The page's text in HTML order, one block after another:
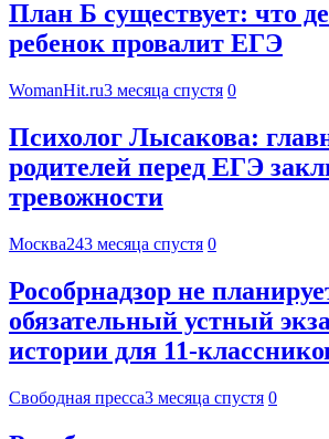
План Б существует: что
ребенок провалит ЕГЭ
WomanHit.ru3 месяца спустя 0
Психолог Лысакова:
родителей перед ЕГЭ
тревожности
Москва243 месяца спустя 0
Рособрнадзор не
обязательный устный
истории для 11-
Свободная пресса3 месяца спустя 0